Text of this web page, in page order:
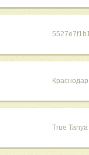
True Tanya